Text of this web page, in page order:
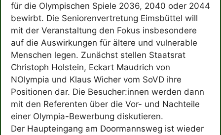
für die Olympischen Spiele 2036, 2040 oder 2044
bewirbt. Die Seniorenvertretung Eimsbüttel will
mit der Veranstaltung den Fokus insbesondere
auf die Auswirkungen für ältere und vulnerable
Menschen legen. Zunächst stellen Staatsrat
Christoph Holstein, Eckart Maudrich von
NOlympia und Klaus Wicher vom SoVD ihre
Positionen dar. Die Besucher:innen werden dann
mit den Referenten über die Vor- und Nachteile
einer Olympia-Bewerbung diskutieren.
Der Haupteingang am Doormannsweg ist wieder